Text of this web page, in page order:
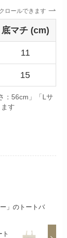
ロールできます
底マチ (cm)
11
15
：56cm」「Lサ
す
」のトートバ